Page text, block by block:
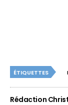
ÉTIQUETTES
Rédaction